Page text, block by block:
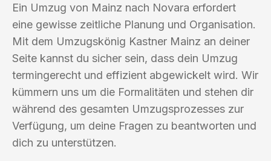
Ein Umzug von Mainz nach Novara erfordert
eine gewisse zeitliche Planung und Organisation.
Mit dem Umzugskönig Kastner Mainz an deiner
Seite kannst du sicher sein, dass dein Umzug
termingerecht und effizient abgewickelt wird. Wir
kümmern uns um die Formalitäten und stehen dir
während des gesamten Umzugsprozesses zur
Verfügung, um deine Fragen zu beantworten und
dich zu unterstützen.